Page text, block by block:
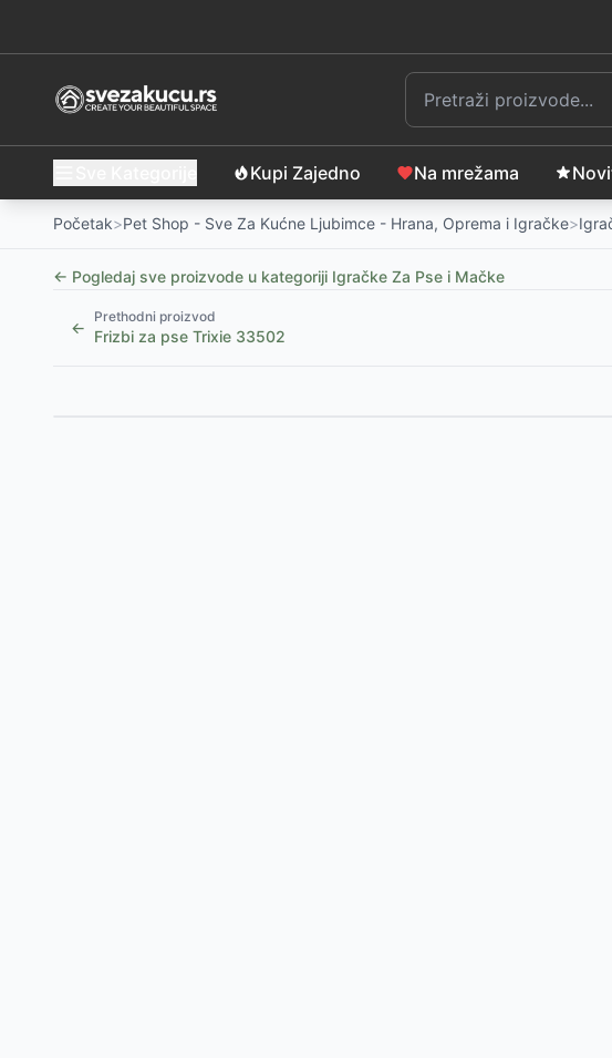
Kupi Zajedno Na mrežama
Početak>Pet Shop - Sve Za Kućne Ljubimce - Hrana, Oprema i Igračke>
← Pogledaj sve proizvode u kategoriji Igračke Za Pse i Mačke
←
Prethodni proizvod
Frizbi za pse Trixie 33502